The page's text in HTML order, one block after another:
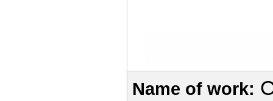
Name of work: